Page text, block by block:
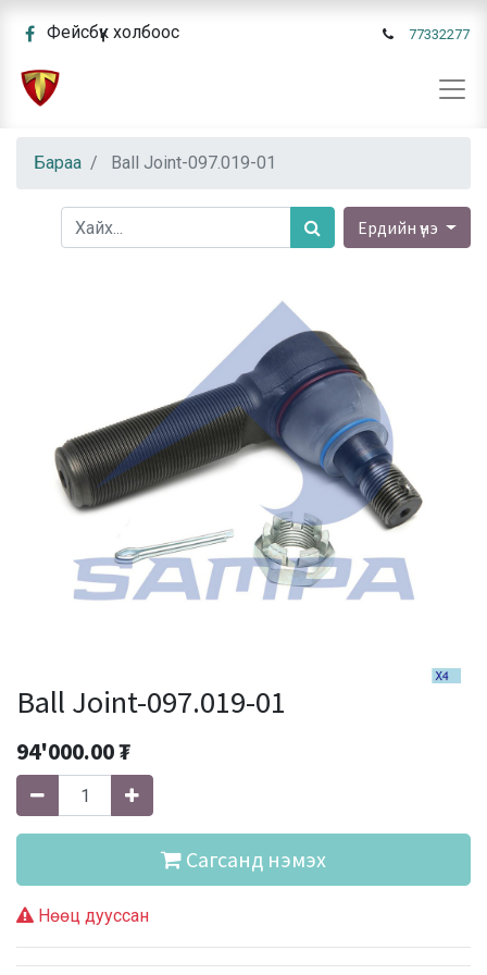
Фейсбүүк холбоос 77332277
Бараа Ball Joint-097.019-01
Ердийн үнэ
Ball Joint-097.019-01
94'000.00₮
Сагсанд нэмэх
Нөөц дууссан